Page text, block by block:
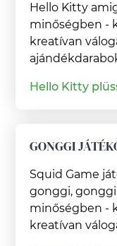
Hello Kitty
minőségben -
kreatívan
Hello Kitty
GONGGI
Squid Game
gonggi,
minőségben -
kreatívan